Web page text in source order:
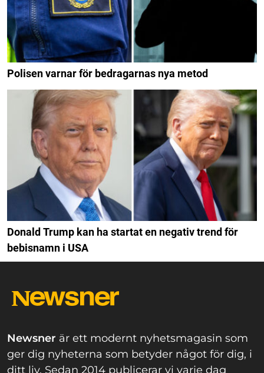
Polisen varnar för bedragarnas nya metod
Donald Trump kan ha startat en negativ trend för
bebisnamn i USA
Newsner är ett modernt nyhetsmagasin som
ger dig nyheterna som betyder något för dig, i
ditt liv. Sedan 2014 publicerar vi varje dag